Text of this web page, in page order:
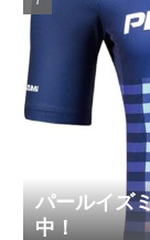
パールイズ
中！